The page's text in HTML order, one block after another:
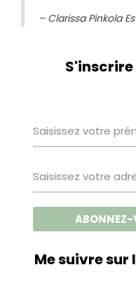
– Clarissa Pinkola
Me suivre sur